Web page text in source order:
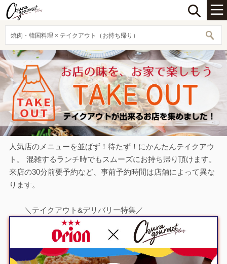
焼肉・韓国料理 × テイクアウト（お持ち帰り）
人気店のメニューを並ばず！待たず！にかんたんテイクアウ
ト。 混雑するランチ時でもスムーズにお持ち帰り頂けます。
来店の30分前要予約など、事前予約時間は店舗によって異な
ります。
＼テイクアウト&デリバリー特集／